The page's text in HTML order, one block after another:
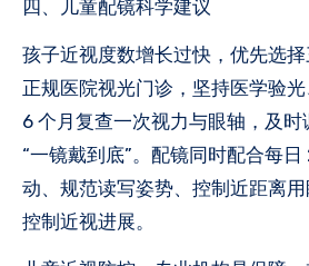
四、儿童配镜科学建议
孩子近视度数增长过快，优先选
正规医院视光门诊，坚持医学验
6 个月复查一次视力与眼轴，及
“一镜戴到底”。配镜同时配合每
动、规范读写姿势、控制近距离
控制近视进展。